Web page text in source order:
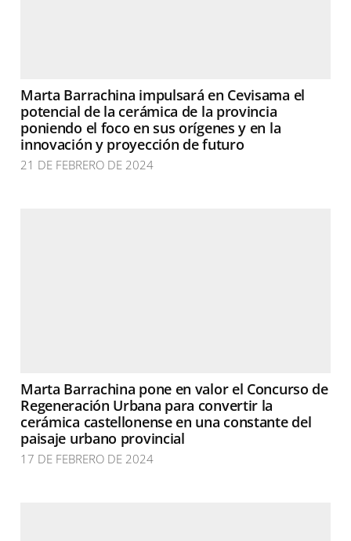
Marta Barrachina impulsará en Cevisama el
potencial de la cerámica de la provincia
poniendo el foco en sus orígenes y en la
innovación y proyección de futuro
21 DE FEBRERO DE 2024
Marta Barrachina pone en valor el Concurso de
Regeneración Urbana para convertir la
cerámica castellonense en una constante del
paisaje urbano provincial
17 DE FEBRERO DE 2024